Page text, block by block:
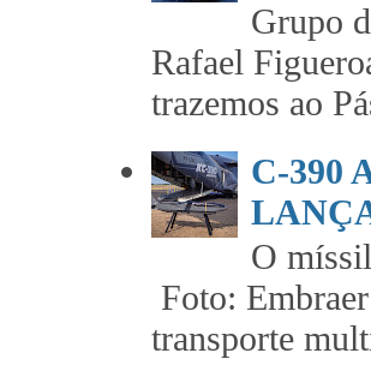
Grupo
Rafael
trazemos ao
C-390
O
Foto:
transporte